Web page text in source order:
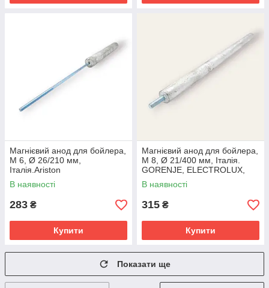
Магнієвий анод для бойлера,
М 6, Ø 26/210 мм,
Італія.Ariston
В наявності
283 ₴
Купити
Магнієвий анод для бойлера,
М 8, Ø 21/400 мм, Італія.
GORENJE, ELECTROLUX,
THERMAL, FAGOR
В наявності
315 ₴
Купити
Показати ще